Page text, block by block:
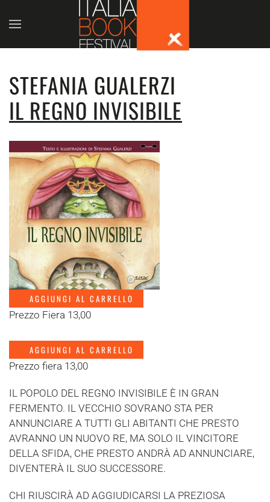
Skip to main content
STEFANIA GUALERZI
IL REGNO INVISIBILE
AGGIUNGI AL CARRELLO
Prezzo Fiera 13,00
AGGIUNGI AL CARRELLO
Prezzo fiera 13,00
IL POPOLO DEL REGNO INVISIBILE È IN GRAN
FERMENTO. IL VECCHIO SOVRANO STA PER
ANNUNCIARE A TUTTI GLI ABITANTI CHE PRESTO
AVRANNO UN NUOVO RE, MA SOLO IL VINCITORE
DELLA SFIDA, CHE PRESTO ANDRÀ AD ANNUNCIARE,
DIVENTERÀ IL SUO SUCCESSORE.
CHI RIUSCIRÀ AD AGGIUDICARSI LA PREZIOSA